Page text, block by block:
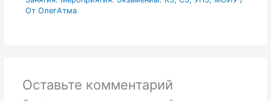
От ОлегАтма
Оставьте комментарий